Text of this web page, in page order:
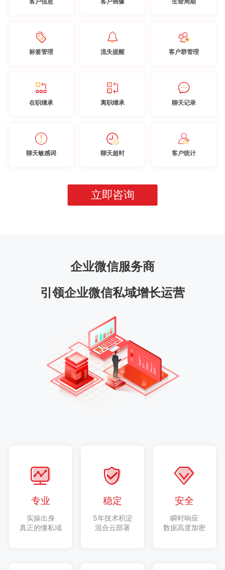
标签管理 流失提醒 客户群管理
在职继承 离职继承 聊天记录
聊天敏感词 聊天超时 客户统计
立即咨询
企业微信服务商
引领企业微信私域增长运营
专业
实操出身
真正的懂私域
稳定
5年技术积淀
混合云部署
安全
瞬时响应
数据高度加密